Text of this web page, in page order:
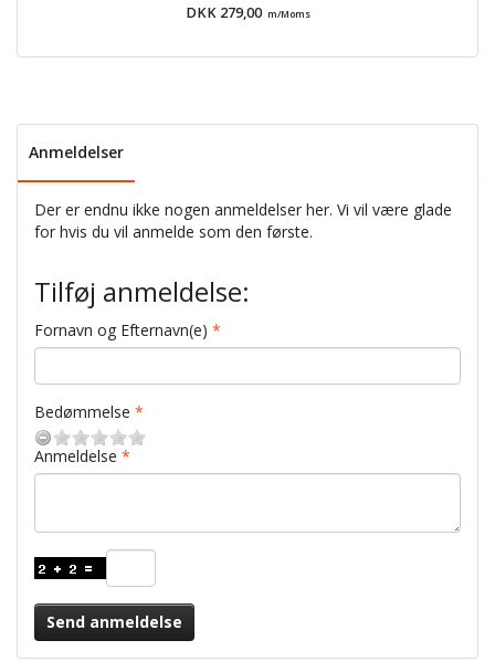
DKK 279,00 m/Moms
Anmeldelser
Der er endnu ikke nogen anmeldelser her. Vi vil være glade
for hvis du vil anmelde som den første.
Tilføj anmeldelse:
Fornavn og Efternavn(e)
Bedømmelse
Anmeldelse
Send anmeldelse